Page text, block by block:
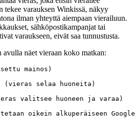
tekee varauksen Winkissä, näkyy
ilman yhteyttä aiempaan vierailuun.
sähköpostikampanjat tai
varaukseen, eivät saa tunnustusta.
avulla näet vieraan koko matkan:
mainos)
(vieras selaa huoneita)
valitsee huoneen ja varaa)
oikein alkuperäiseen Google